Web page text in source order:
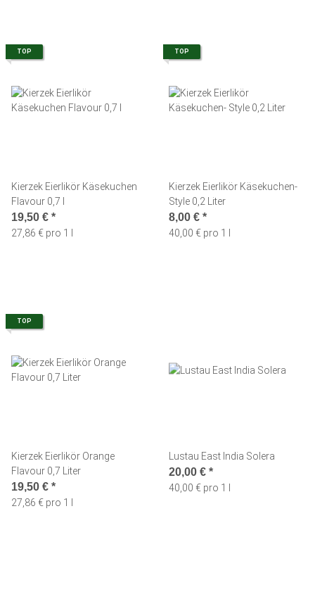
TOP
Kierzek Eierlikör Käsekuchen
Flavour 0,7 l
19,50 € *
27,86 € pro 1 l
TOP
Kierzek Eierlikör Käsekuchen-
Style 0,2 Liter
8,00 € *
40,00 € pro 1 l
TOP
Kierzek Eierlikör Orange
Flavour 0,7 Liter
19,50 € *
27,86 € pro 1 l
Lustau East India Solera
20,00 € *
40,00 € pro 1 l